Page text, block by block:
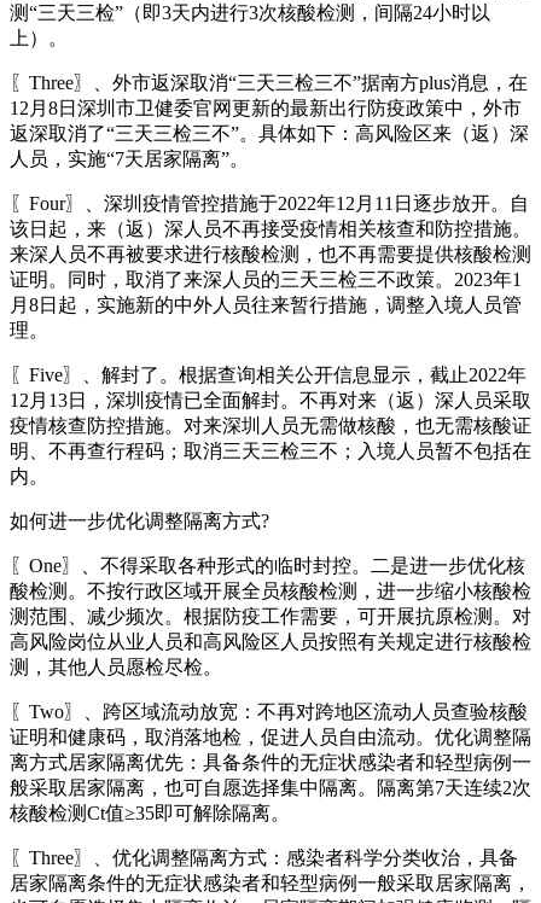
测“三天三检”（即3天内进行3次核酸检测，间隔24小时以
上）。
〖Three〗、外市返深取消“三天三检三不”据南方plus消息，在
12月8日深圳市卫健委官网更新的最新出行防疫政策中，外市
返深取消了“三天三检三不”。具体如下：高风险区来（返）深
人员，实施“7天居家隔离”。
〖Four〗、深圳疫情管控措施于2022年12月11日逐步放开。自
该日起，来（返）深人员不再接受疫情相关核查和防控措施。
来深人员不再被要求进行核酸检测，也不再需要提供核酸检测
证明。同时，取消了来深人员的三天三检三不政策。2023年1
月8日起，实施新的中外人员往来暂行措施，调整入境人员管
理。
〖Five〗、解封了。根据查询相关公开信息显示，截止2022年
12月13日，深圳疫情已全面解封。不再对来（返）深人员采取
疫情核查防控措施。对来深圳人员无需做核酸，也无需核酸证
明、不再查行程码；取消三天三检三不；入境人员暂不包括在
内。
如何进一步优化调整隔离方式?
〖One〗、不得采取各种形式的临时封控。二是进一步优化核
酸检测。不按行政区域开展全员核酸检测，进一步缩小核酸检
测范围、减少频次。根据防疫工作需要，可开展抗原检测。对
高风险岗位从业人员和高风险区人员按照有关规定进行核酸检
测，其他人员愿检尽检。
〖Two〗、跨区域流动放宽：不再对跨地区流动人员查验核酸
证明和健康码，取消落地检，促进人员自由流动。优化调整隔
离方式居家隔离优先：具备条件的无症状感染者和轻型病例一
般采取居家隔离，也可自愿选择集中隔离。隔离第7天连续2次
核酸检测Ct值≥35即可解除隔离。
〖Three〗、优化调整隔离方式：感染者科学分类收治，具备
居家隔离条件的无症状感染者和轻型病例一般采取居家隔离，